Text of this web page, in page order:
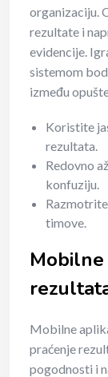
organizaciju.
rezultate i
evidencije.
sistemom
između
Koristite
rezultata.
Redovno
konfuziju.
timove.
Mobilne
Mobilne
praćenje
pogodnosti i